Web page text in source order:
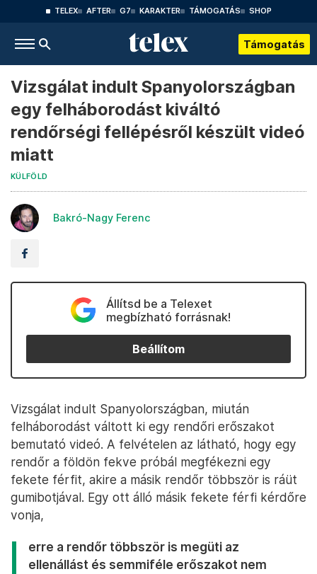
TELEX AFTER G7 KARAKTER TÁMOGATÁS SHOP
Támogatás
Vizsgálat indult Spanyolországban
egy felháborodást kiváltó
rendőrségi fellépésről készült videó
miatt
KÜLFÖLD
Bakró-Nagy Ferenc
Állítsd be a Telexet
megbízható forrásnak!
Beállítom
Vizsgálat indult Spanyolországban, miután
felháborodást váltott ki egy rendőri erőszakot
bemutató videó. A felvételen az látható, hogy egy
rendőr a földön fekve próbál megfékezni egy
fekete férfit, akire a másik rendőr többször is ráüt
gumibotjával. Egy ott álló másik fekete férfi kérdőre
vonja,
erre a rendőr többször is megüti az
ellenállást és semmiféle erőszakot nem